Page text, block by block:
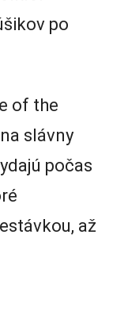
po
of the
slávny
počas
až